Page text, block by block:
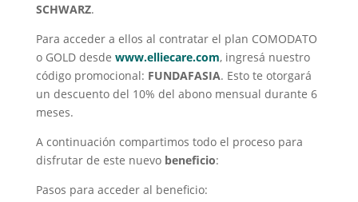
SCHWARZ.
Para acceder a ellos al contratar el plan COMODATO
o GOLD desde www.elliecare.com, ingresá nuestro
código promocional: FUNDAFASIA. Esto te otorgará
un descuento del 10% del abono mensual durante 6
meses.
A continuación compartimos todo el proceso para
disfrutar de este nuevo beneficio:
Pasos para acceder al beneficio: